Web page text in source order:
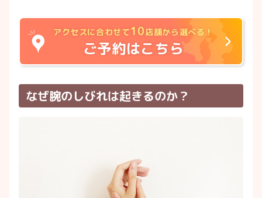
アクセスに合わせて10店舗から選べる！
ご予約はこちら
なぜ腕のしびれは起きるのか？